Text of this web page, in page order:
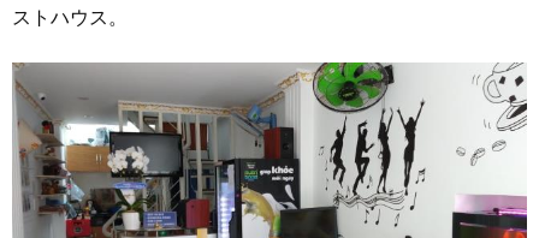
ストハウス。